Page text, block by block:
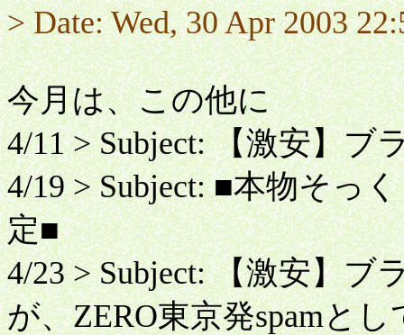
> Date: Wed, 30 Apr 2003
今月は、この他に
4/11 > Subject: 【激安】ブ
4/19 > Subject: ■本物そっ
定■
4/23 > Subject: 【激安】ブ
が、ZERO東京発spamと